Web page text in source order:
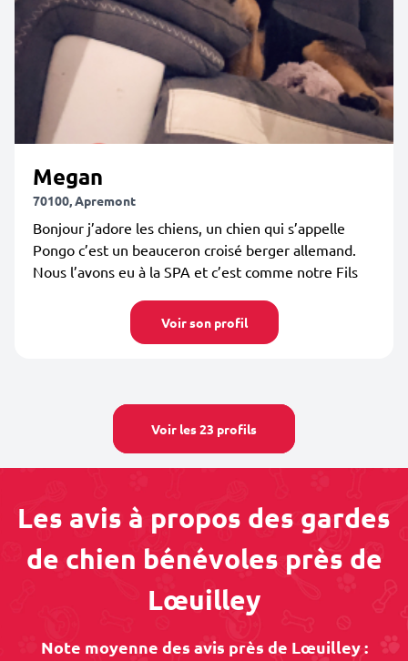
Megan
70100, Apremont
Bonjour j’adore les chiens, un chien qui s’appelle
Pongo c’est un beauceron croisé berger allemand.
Nous l’avons eu à la SPA et c’est comme notre Fils
Voir son profil
Voir les 23 profils
Les avis à propos des gardes
de chien bénévoles près de
Lœuilley
Note moyenne des avis près de Lœuilley :